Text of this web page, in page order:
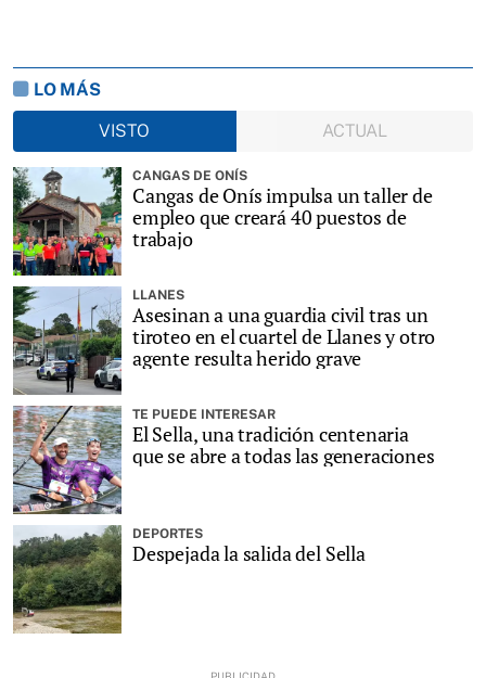
LO MÁS
VISTO
ACTUAL
CANGAS DE ONÍS
Cangas de Onís impulsa un taller de
empleo que creará 40 puestos de
trabajo
LLANES
Asesinan a una guardia civil tras un
tiroteo en el cuartel de Llanes y otro
agente resulta herido grave
TE PUEDE INTERESAR
El Sella, una tradición centenaria
que se abre a todas las generaciones
DEPORTES
Despejada la salida del Sella